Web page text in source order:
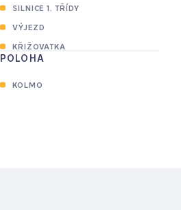
SILNICE 1. TŘÍDY
VÝJEZD
KŘIŽOVATKA
POLOHA
KOLMO